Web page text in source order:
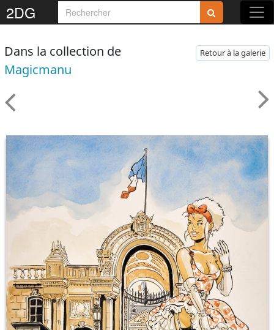
2DG
Dans la collection de
Magicmanu
Retour à la galerie